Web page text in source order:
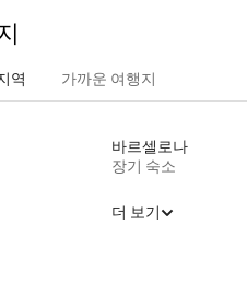
역 가까운 여행지
바르셀로나
장기 숙소
더 보기